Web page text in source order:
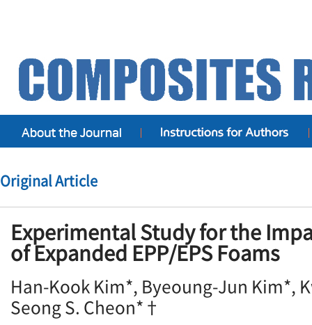
Original Article
Experimental Study for the
of Expanded EPP/EPS Foams
Han-Kook Kim*, Byeoung-Jun Kim*,
Seong S. Cheon*†